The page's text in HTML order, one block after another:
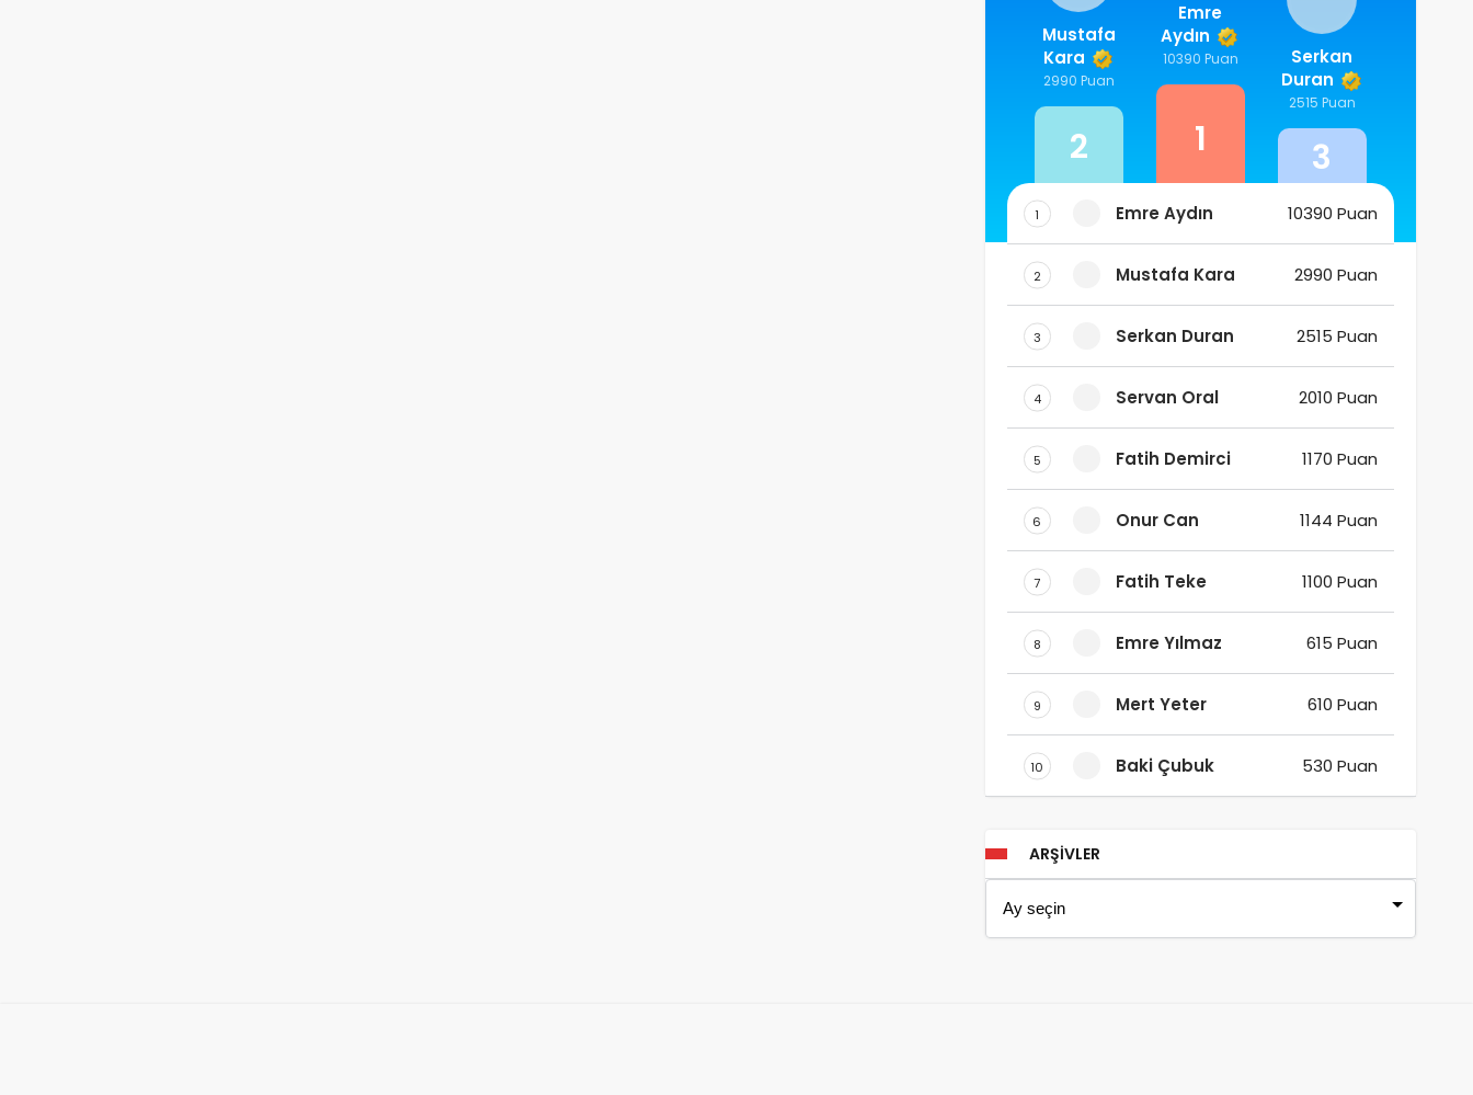
Emre
Aydın
10390 Puan
1
Mustafa
Kara
2990 Puan
2
Serkan
Duran
2515 Puan
3
1 Emre Aydın 10390 Puan
2 Mustafa Kara 2990 Puan
3 Serkan Duran 2515 Puan
4 Servan Oral 2010 Puan
5 Fatih Demirci 1170 Puan
6 Onur Can 1144 Puan
7 Fatih Teke 1100 Puan
8 Emre Yılmaz 615 Puan
9 Mert Yeter 610 Puan
10 Baki Çubuk 530 Puan
ARŞIVLER